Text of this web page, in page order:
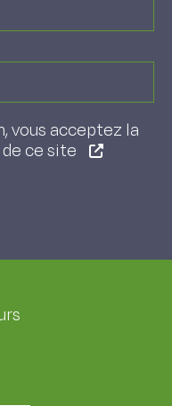
vous acceptez la
ce site